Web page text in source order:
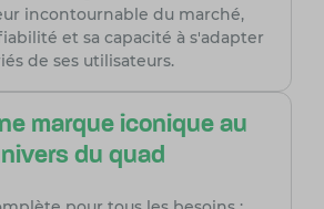
incontournable du marché,
et sa capacité à s'adapter
de ses utilisateurs.
marque iconique au
du quad